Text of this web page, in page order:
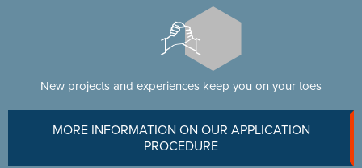
New projects and experiences keep you on your toes
MORE INFORMATION ON OUR APPLICATION
PROCEDURE